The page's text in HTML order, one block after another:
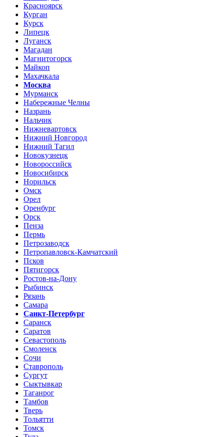
Красноярск
Курган
Курск
Липецк
Луганск
Магадан
Магнитогорск
Майкоп
Махачкала
Москва
Мурманск
Набережные Челны
Назрань
Нальчик
Нижневартовск
Нижний Новгород
Нижний Тагил
Новокузнецк
Новороссийск
Новосибирск
Норильск
Омск
Орел
Оренбург
Орск
Пенза
Пермь
Петрозаводск
Петропавловск-Камчатский
Псков
Пятигорск
Ростов-на-Дону
Рыбинск
Рязань
Самара
Санкт-Петербург
Саранск
Саратов
Севастополь
Смоленск
Сочи
Ставрополь
Сургут
Сыктывкар
Таганрог
Тамбов
Тверь
Тольятти
Томск